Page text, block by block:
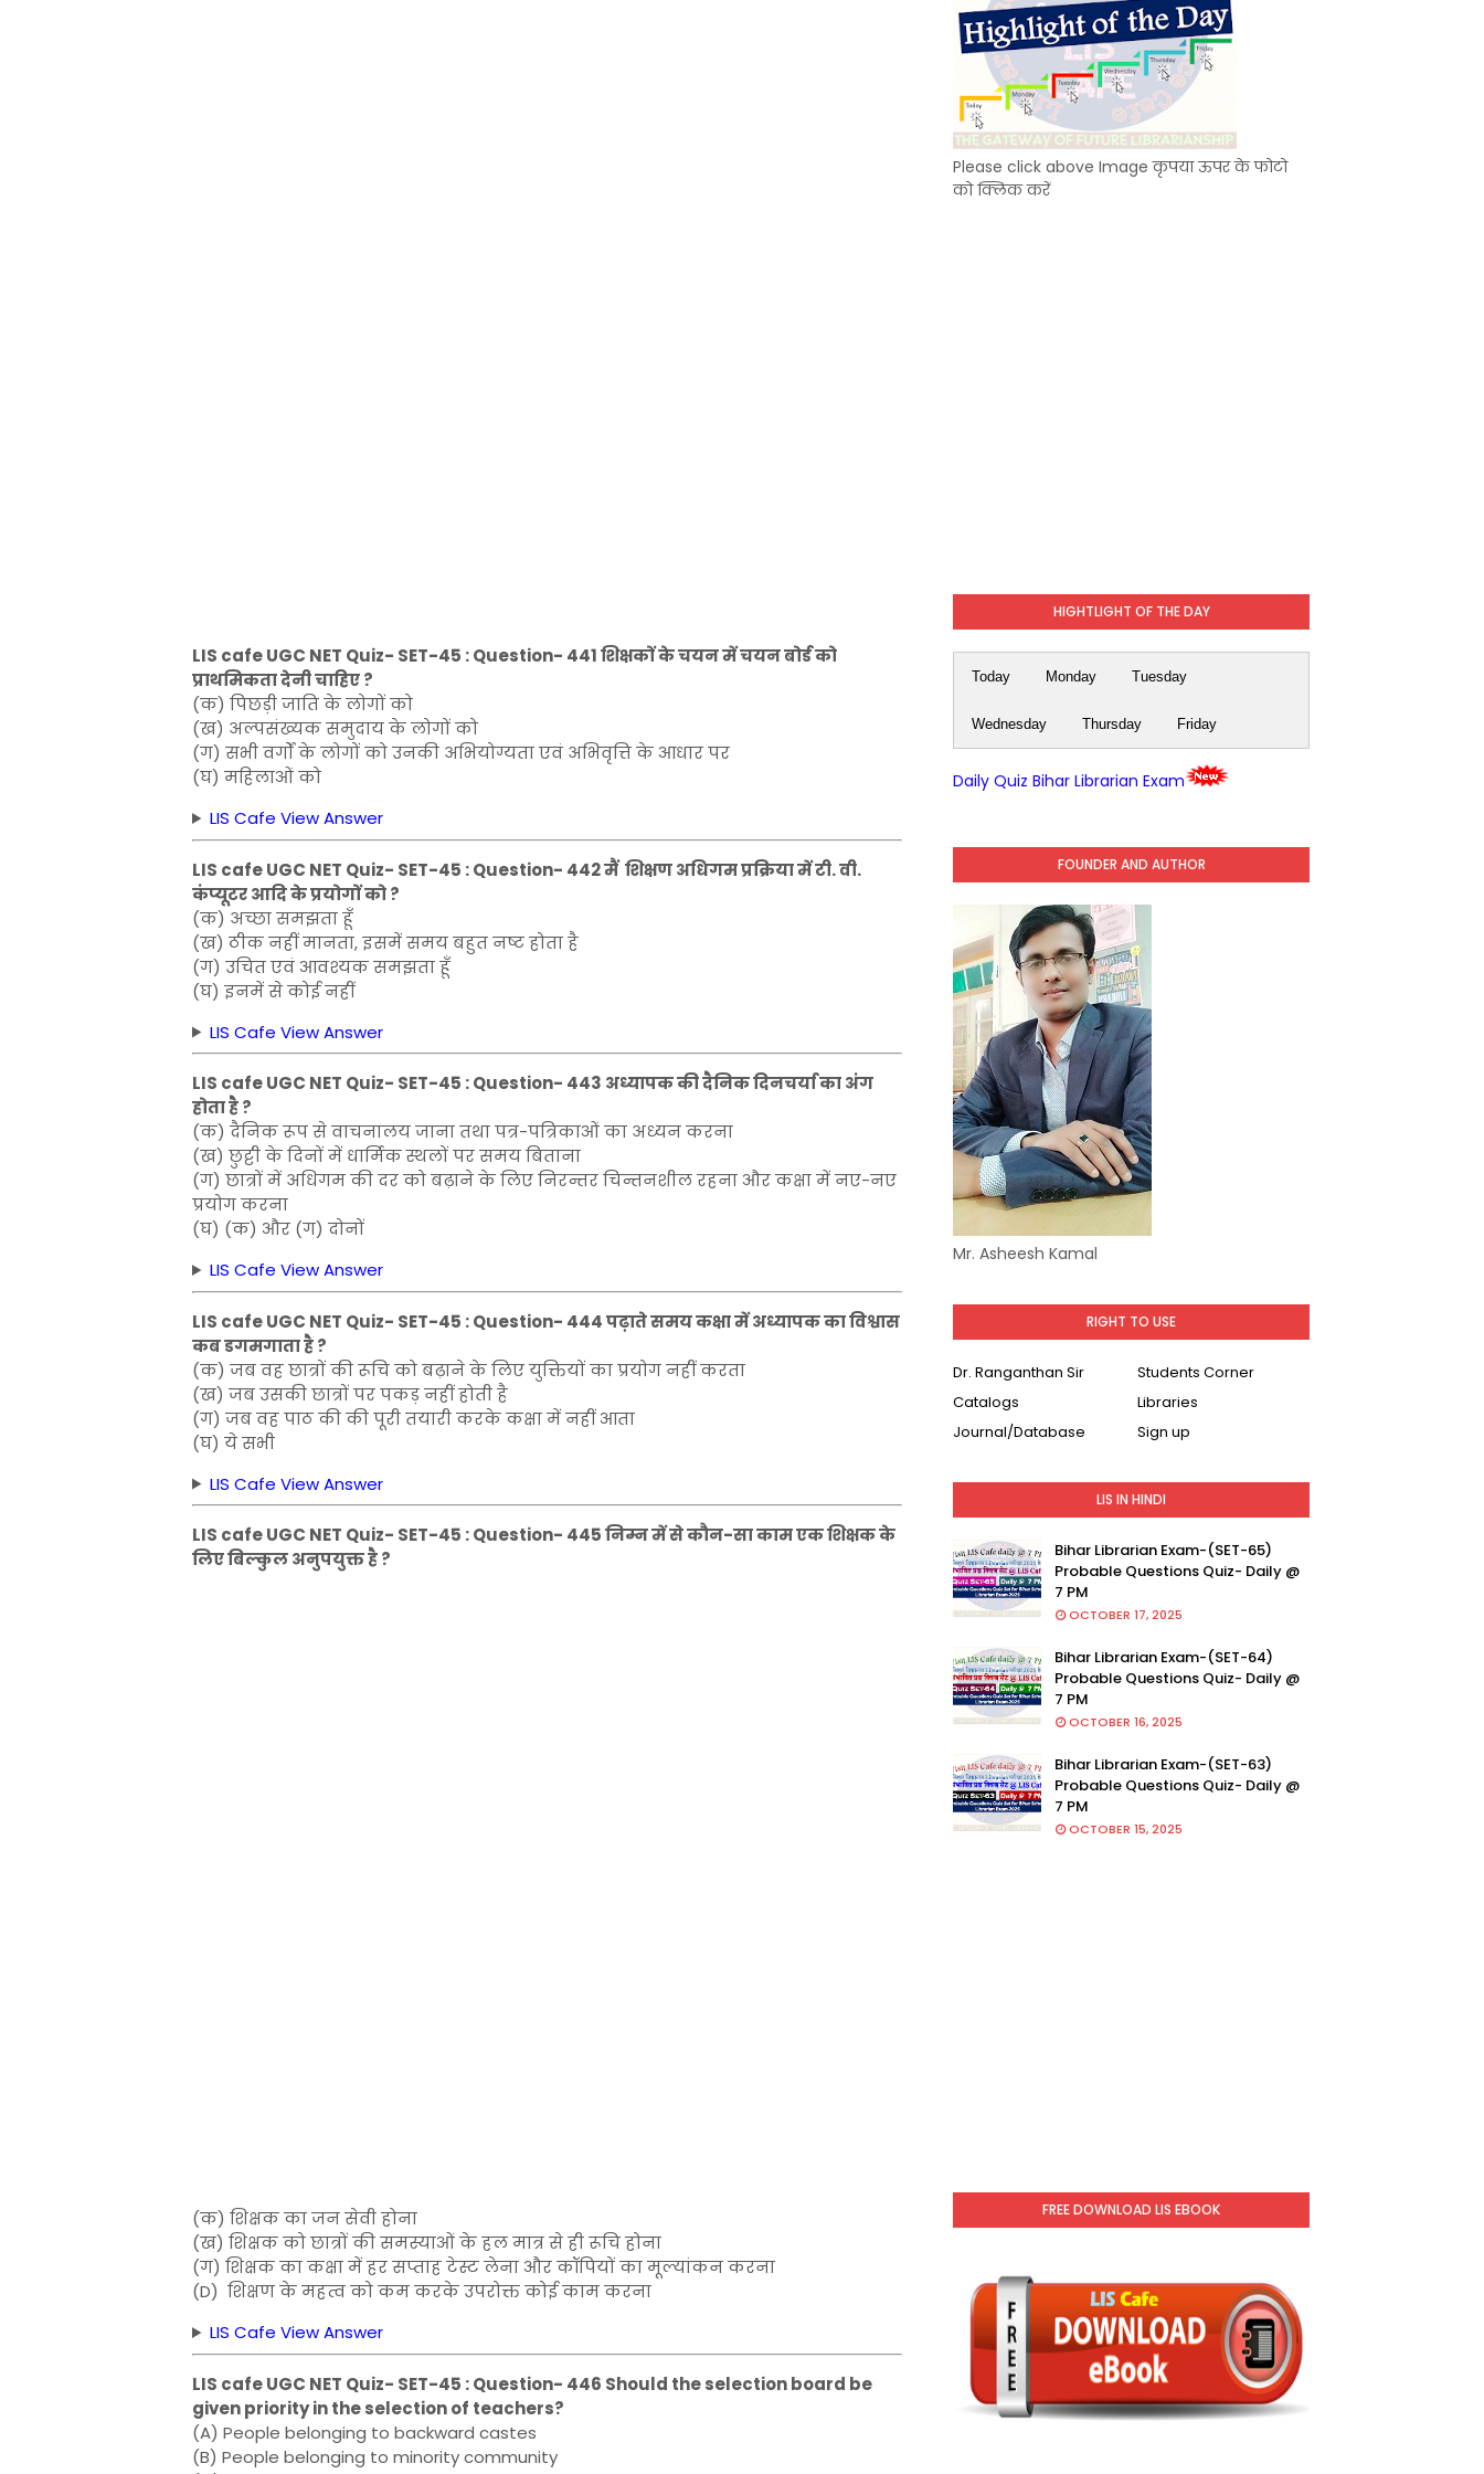
LIS cafe UGC NET Quiz- SET-45 : Question- 441 शिक्षकों के चयन में चयन बोर्ड को
प्राथमिकता देनी चाहिए ?
(क) पिछड़ी जाति के लोगों को
(ख) अल्पसंख्यक समुदाय के लोगों को
(ग) सभी वर्गों के लोगों को उनकी अभियोग्यता एवं अभिवृत्ति के आधार पर
(घ) महिलाओं को
LIS Cafe View Answer
LIS cafe UGC NET Quiz- SET-45 : Question- 442 मैं शिक्षण अधिगम प्रक्रिया में टी. वी.
कंप्यूटर आदि के प्रयोगों को ?
(क) अच्छा समझता हूँ
(ख) ठीक नहीं मानता, इसमें समय बहुत नष्ट होता है
(ग) उचित एवं आवश्यक समझता हूँ
(घ) इनमें से कोई नहीं
LIS Cafe View Answer
LIS cafe UGC NET Quiz- SET-45 : Question- 443 अध्यापक की दैनिक दिनचर्या का अंग
होता है ?
(क) दैनिक रूप से वाचनालय जाना तथा पत्र-पत्रिकाओं का अध्यन करना
(ख) छुट्टी के दिनों में धार्मिक स्थलों पर समय बिताना
(ग) छात्रों में अधिगम की दर को बढ़ाने के लिए निरन्तर चिन्तनशील रहना और कक्षा में नए-नए
प्रयोग करना
(घ) (क) और (ग) दोनों
LIS Cafe View Answer
LIS cafe UGC NET Quiz- SET-45 : Question- 444 पढ़ाते समय कक्षा में अध्यापक का विश्वास
कब डगमगाता है ?
(क) जब वह छात्रों की रूचि को बढ़ाने के लिए युक्तियों का प्रयोग नहीं करता
(ख) जब उसकी छात्रों पर पकड़ नहीं होती है
(ग) जब वह पाठ की की पूरी तयारी करके कक्षा में नहीं आता
(घ) ये सभी
LIS Cafe View Answer
LIS cafe UGC NET Quiz- SET-45 : Question- 445 निम्न में से कौन-सा काम एक शिक्षक के
लिए बिल्कुल अनुपयुक्त है ?
(क) शिक्षक का जन सेवी होना
(ख) शिक्षक को छात्रों की समस्याओं के हल मात्र से ही रूचि होना
(ग) शिक्षक का कक्षा में हर सप्ताह टेस्ट लेना और कॉपियों का मूल्यांकन करना
(D) शिक्षण के महत्व को कम करके उपरोक्त कोई काम करना
LIS Cafe View Answer
LIS cafe UGC NET Quiz- SET-45 : Question- 446 Should the selection board be
given priority in the selection of teachers?
(A) People belonging to backward castes
(B) People belonging to minority community
Please click above Image कृपया ऊपर के फोटो
को क्लिक करें
HIGHTLIGHT OF THE DAY
Today Monday Tuesday
Wednesday Thursday Friday
Daily Quiz Bihar Librarian Exam
FOUNDER AND AUTHOR
Mr. Asheesh Kamal
RIGHT TO USE
Dr. Ranganthan Sir
Students Corner
Catalogs
Libraries
Journal/Database
Sign up
LIS IN HINDI
Bihar Librarian Exam-(SET-65)
Probable Questions Quiz- Daily @
7 PM
OCTOBER 17, 2025
Bihar Librarian Exam-(SET-64)
Probable Questions Quiz- Daily @
7 PM
OCTOBER 16, 2025
Bihar Librarian Exam-(SET-63)
Probable Questions Quiz- Daily @
7 PM
OCTOBER 15, 2025
FREE DOWNLOAD LIS EBOOK